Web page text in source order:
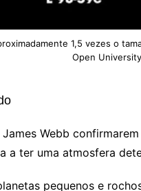
1,5 vezes o
Open University
Webb
a ter uma atmosfera
pequenos e